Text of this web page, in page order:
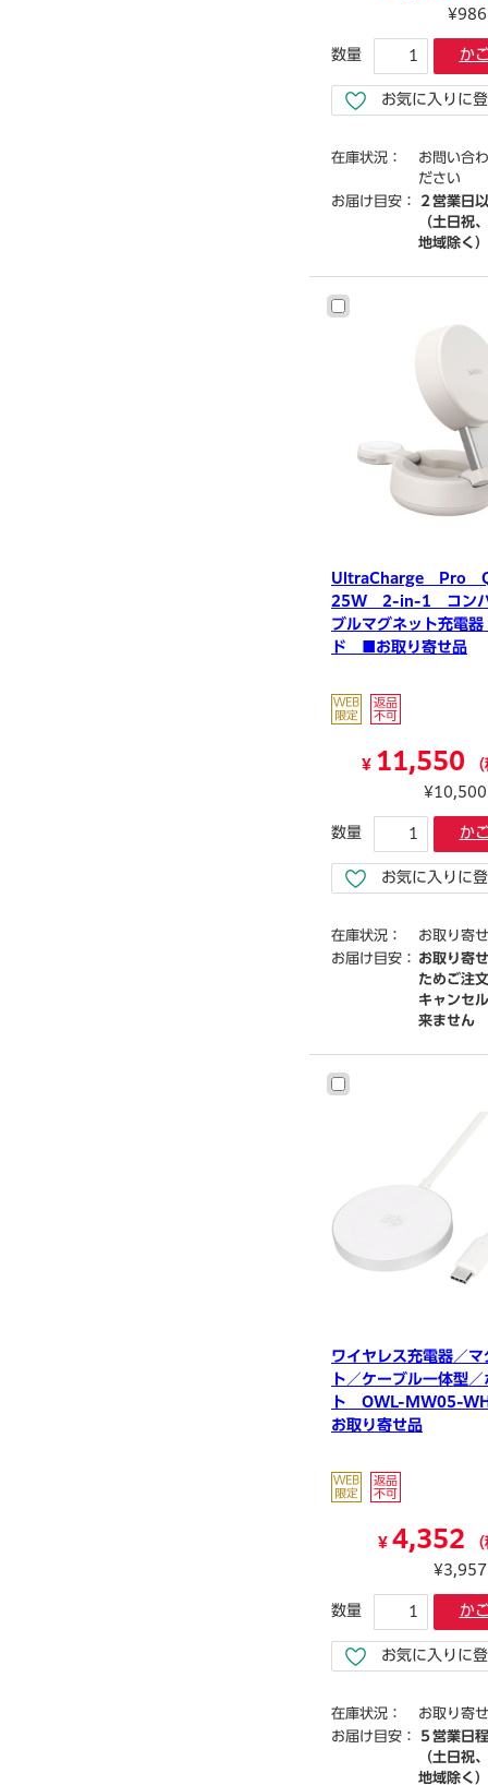
数量 か
お気に入りに
在庫状況：
お問い合
ださい
お届け目安：
２営業日
（土日祝
地域除く）
UltraCharge Pro
25W 2-in-1 コン
ブルマグネット充電
ド ■お取り寄せ品
¥ 11,550
数量 か
お気に入りに
在庫状況：
お取り寄せ
お届け目安：
お取り寄
ためご注
キャンセ
来ません
ワイヤレス充電器／マ
ト／ケーブル一体型
ト OWL-MW05-
お取り寄せ品
¥ 4,352
数量 か
お気に入りに
在庫状況：
お取り寄せ
お届け目安：
５営業日
（土日祝
地域除く）